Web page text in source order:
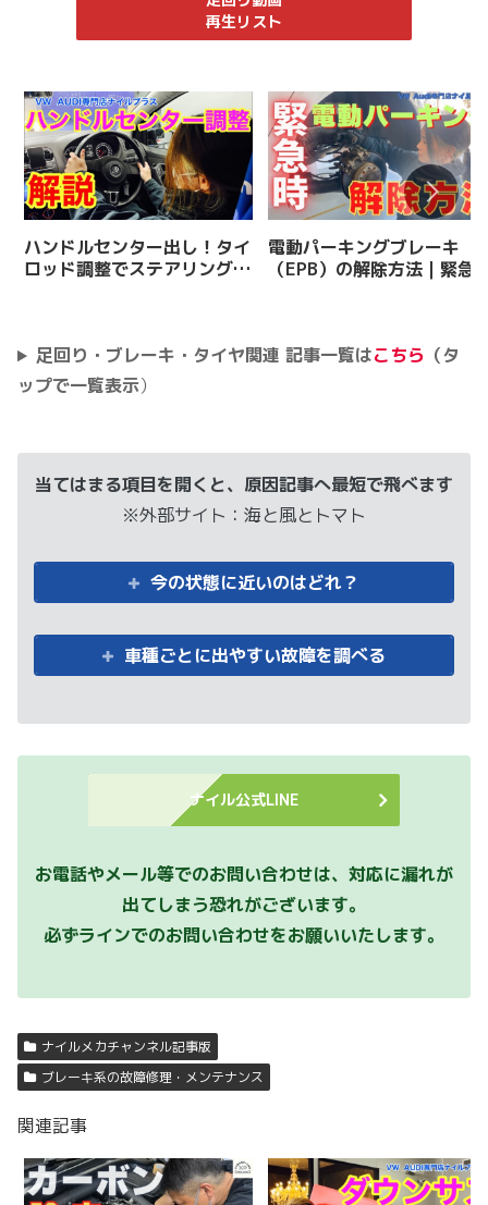
再生リスト
ハンドルセンター出し！タイ
ロッド調整でステアリングセ
電動パーキングブレーキ
（EPB）の解除方法｜緊急
足回り・ブレーキ・タイヤ関連 記事一覧はこちら （タ
ップで一覧表示）
当てはまる項目を開くと、原因記事へ最短で飛べます
※外部サイト：海と風とトマト
今の状態に近いのはどれ？
車種ごとに出やすい故障を調べる
ナイル公式LINE
お電話やメール等でのお問い合わせは、対応に漏れが
出てしまう恐れがございます。
必ずラインでのお問い合わせをお願いいたします。
ナイルメカチャンネル記事版
ブレーキ系の故障修理・メンテナンス
関連記事